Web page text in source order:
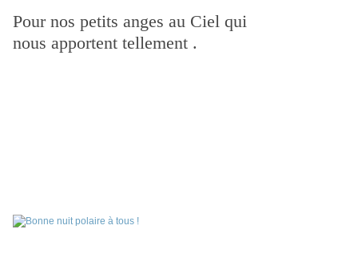
Pour nos petits anges au Ciel qui
nous apportent tellement .